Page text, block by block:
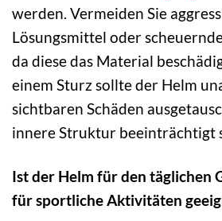
werden. Vermeiden Sie
Lösungsmittel oder
da diese das Material
einem Sturz sollte der Helm
sichtbaren Schäden
innere Struktur beeinträchtigt
Ist der Helm für den täglichen
für sportliche Aktivitäten